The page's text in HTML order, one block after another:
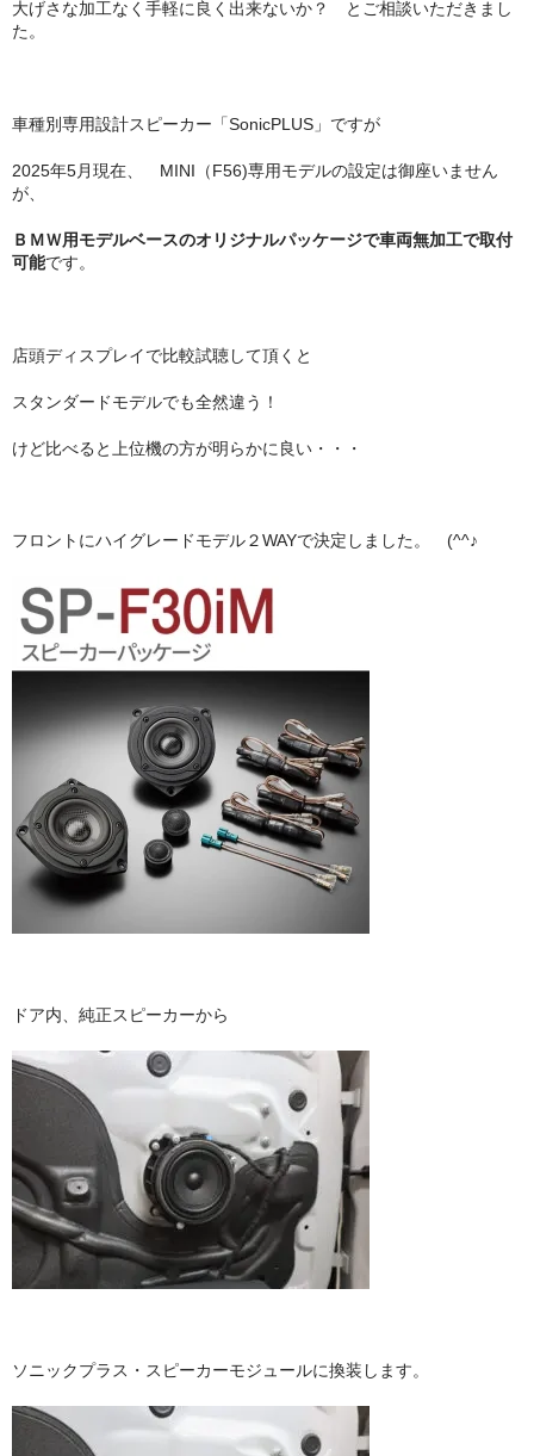
大げさな加工なく手軽に良く出来ないか？ とご相談いただきまし
た。
車種別専用設計スピーカー「SonicPLUS」ですが
2025年5月現在、 MINI（F56)専用モデルの設定は御座いません
が、
ＢＭＷ用モデルベースのオリジナルパッケージで車両無加工で取付
可能です。
店頭ディスプレイで比較試聴して頂くと
スタンダードモデルでも全然違う！
けど比べると上位機の方が明らかに良い・・・
フロントにハイグレードモデル２WAYで決定しました。 (^^♪
ドア内、純正スピーカーから
ソニックプラス・スピーカーモジュールに換装します。